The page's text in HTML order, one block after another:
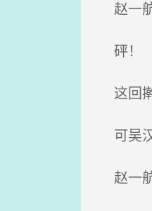
赵一航
砰！
这回擀
可吴汉
赵一航